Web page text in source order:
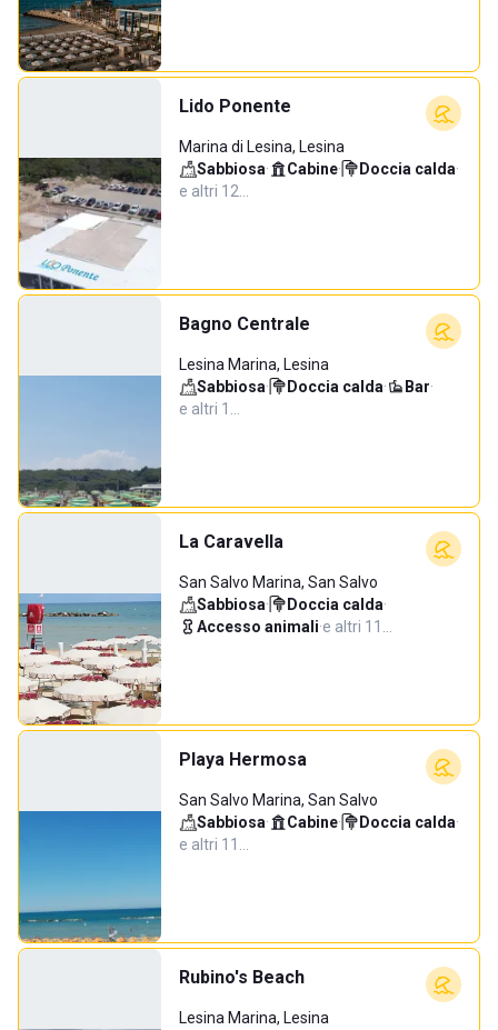
Lido Ponente
Marina di Lesina, Lesina
Sabbiosa· Cabine· Doccia calda·
e altri 12…
Bagno Centrale
Lesina Marina, Lesina
Sabbiosa· Doccia calda· Bar·
e altri 1…
La Caravella
San Salvo Marina, San Salvo
Sabbiosa· Doccia calda·
Accesso animali·e altri 11…
Playa Hermosa
San Salvo Marina, San Salvo
Sabbiosa· Cabine· Doccia calda·
e altri 11…
Rubino's Beach
Lesina Marina, Lesina